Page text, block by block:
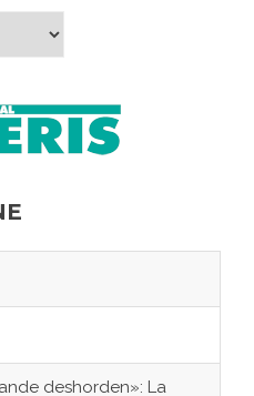
deshorden»: La